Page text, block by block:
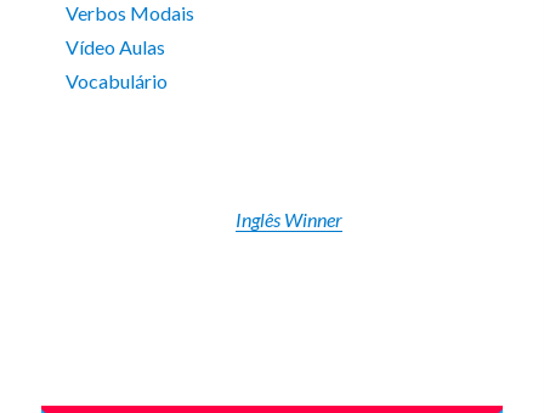
Verbos Modais
Vídeo Aulas
Vocabulário
Inglês Winner